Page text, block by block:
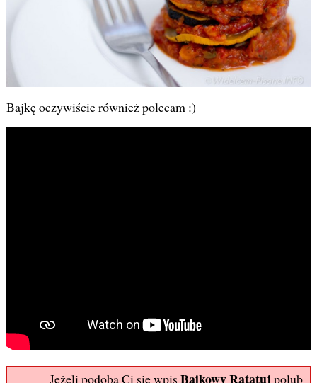
Bajkę oczywiście również polecam :)
Jeżeli podoba Ci się wpisBajkowy Ratatuj polub